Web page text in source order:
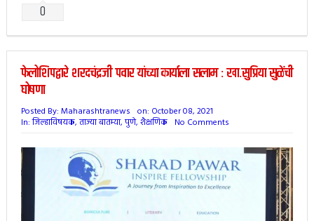
0
फेलोशिपद्वारे शरदचंद्रजी पवार यांच्या कार्याला सलाम : खा.सुप्रिया सुळेंची
घोषणा
Posted By: Maharashtranews on: October 08, 2021
In:जिल्हाविषयक, ताज्या बातम्या, पुणे, शैक्षणिक No Comments